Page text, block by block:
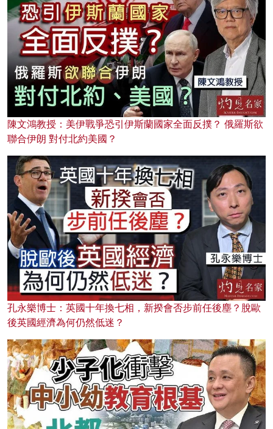
陳文鴻教授：美伊戰爭恐引伊斯蘭國家全面反撲？ 俄羅斯欲
聯合伊朗 對付北約美國？
孔永樂博士：英國十年換七相，新揆會否步前任後塵？脫歐
後英國經濟為何仍然低迷？